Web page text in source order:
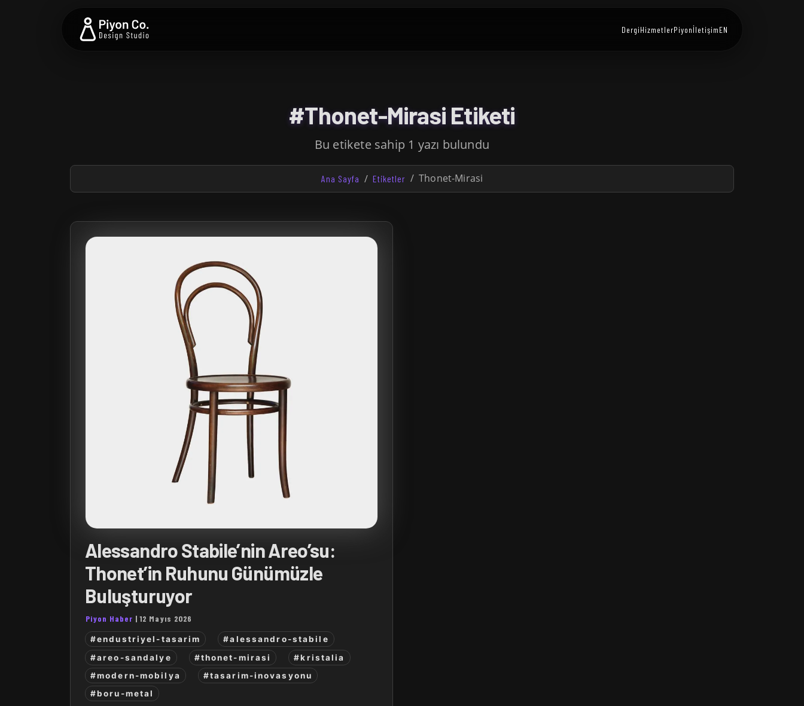
DergiHizmetlerPiyonİletişimEN
#Thonet-Mirasi Etiketi
Bu etikete sahip 1 yazı bulundu
Ana Sayfa Etiketler Thonet-Mirasi
Alessandro Stabile’nin Areo’su:
Thonet’in Ruhunu Günümüzle
Buluşturuyor
Piyon Haber |12 Mayıs 2026
#endustriyel-tasarim
#alessandro-stabile
#areo-sandalye
#thonet-mirasi
#kristalia
#modern-mobilya
#tasarim-inovasyonu
#boru-metal